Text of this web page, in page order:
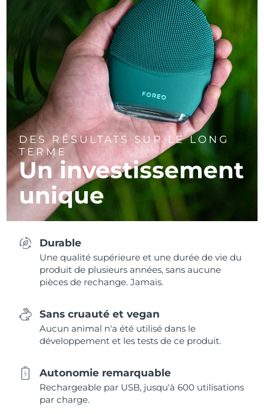
DES RÉSULTATS SUR LE LONG
TERME
Un investissement
unique
Durable
Une qualité supérieure et une durée de vie du
produit de plusieurs années, sans aucune
pièces de rechange. Jamais.
Sans cruauté et vegan
Aucun animal n'a été utilisé dans le
développement et les tests de ce produit.
Autonomie remarquable
Rechargeable par USB, jusqu'à 600 utilisations
par charge.